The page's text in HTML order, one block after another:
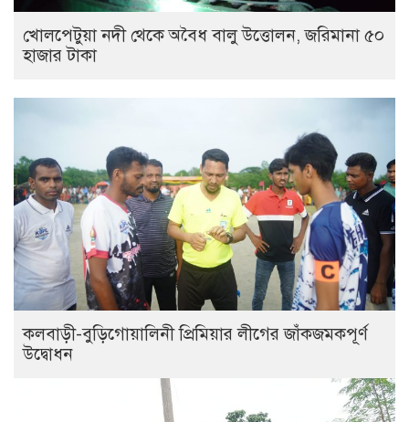
খোলপেটুয়া নদী থেকে অবৈধ বালু উত্তোলন, জরিমানা ৫০
হাজার টাকা
‎কলবাড়ী-বুড়িগোয়ালিনী প্রিমিয়ার লীগের জাঁকজমকপূর্ণ
উদ্বোধন